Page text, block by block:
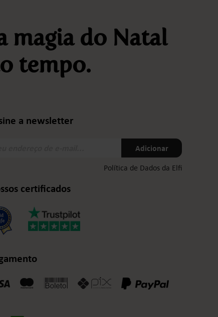
magia do Natal
tempo.
a newsletter
Adicionar
Política de Dados da Elfi
certificados